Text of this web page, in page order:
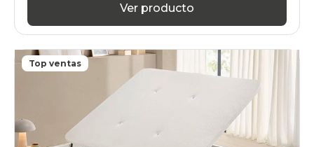
black-
canapes-
abatibles
80x190cm-
unfrente
Ver producto
Top ventas